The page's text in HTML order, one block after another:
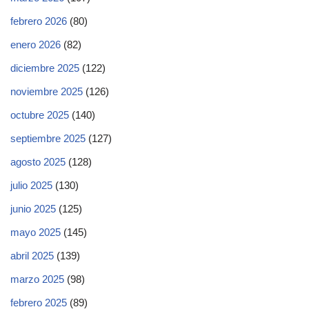
febrero 2026 (80)
enero 2026 (82)
diciembre 2025 (122)
noviembre 2025 (126)
octubre 2025 (140)
septiembre 2025 (127)
agosto 2025 (128)
julio 2025 (130)
junio 2025 (125)
mayo 2025 (145)
abril 2025 (139)
marzo 2025 (98)
febrero 2025 (89)